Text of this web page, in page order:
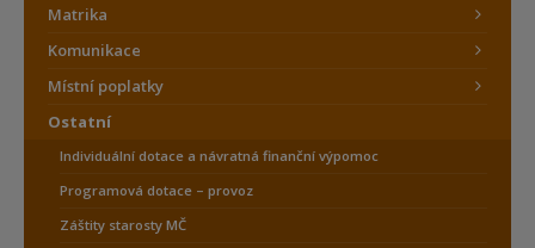
Matrika
Komunikace
Místní poplatky
Ostatní
Individuální dotace a návratná finanční výpomoc
Programová dotace – provoz
Záštity starosty MČ